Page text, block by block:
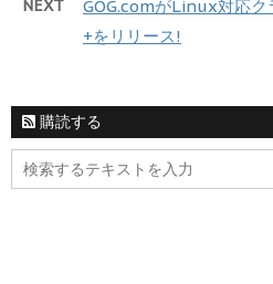
NEXT
GOG.comがLinux対応
+をリリース!
購読する